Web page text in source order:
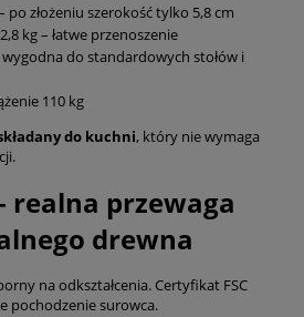
po złożeniu szerokość tylko 5,8 cm
kg – łatwe przenoszenie
do standardowych stołów i
110 kg
do kuchni, który nie wymaga
realna przewaga
drewna
na odkształcenia. Certyfikat FSC
pochodzenie surowca.